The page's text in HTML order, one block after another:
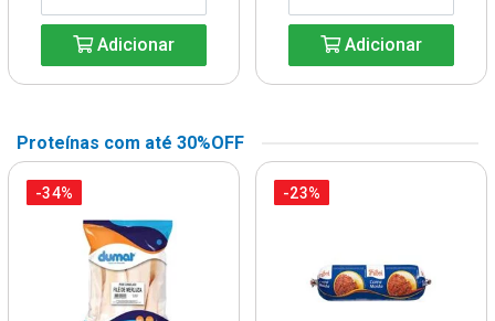
Adicionar Adicionar
Proteínas com até 30%OFF
-34% -23%